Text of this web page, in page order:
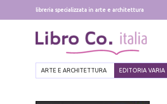
libreria specializzata in arte e architettura
ARTE E ARCHITETTURA EDITORIA VARIA